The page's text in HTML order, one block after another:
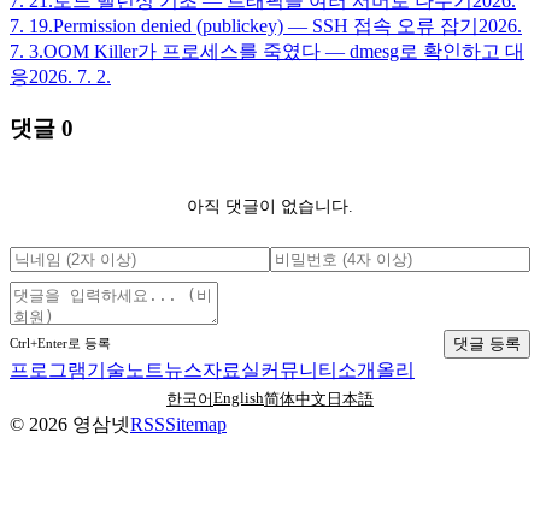
7. 19.Permission denied (publickey) — SSH 접속 오류 잡기 2026.
7. 3.OOM Killer가 프로세스를 죽였다 — dmesg로 확인하고 대
응2026. 7. 2.
댓글 0
아직 댓글이 없습니다.
Ctrl+Enter로 등록 댓글 등록
프로그램기술노트뉴스자료실커뮤니티 소개 올리
한국어English简体中文 日本語
© 2026 영삼넷RSSSitemap